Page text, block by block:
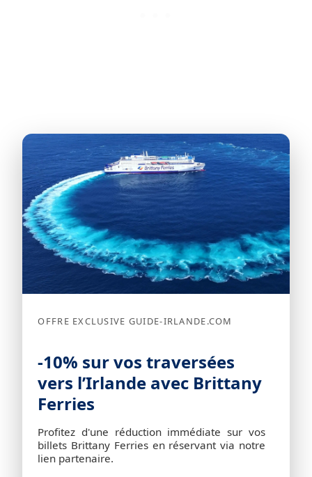
OFFRE EXCLUSIVE GUIDE-IRLANDE.COM
-10% sur vos traversées
vers l’Irlande avec Brittany
Ferries
Profitez d'une réduction immédiate sur vos
billets Brittany Ferries en réservant via notre
lien partenaire.